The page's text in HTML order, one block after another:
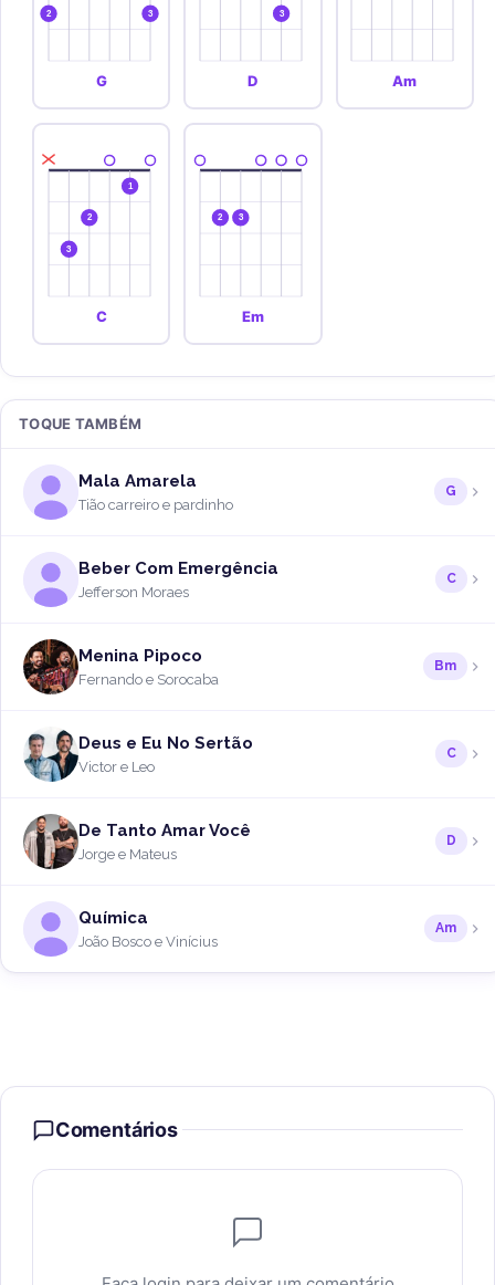
2 3
G
3
D Am
3
2
1
C
2 3
Em
TOQUE TAMBÉM
Mala Amarela
Tião carreiro e pardinho
G
Beber Com Emergência
Jefferson Moraes
C
Menina Pipoco
Fernando e Sorocaba
Bm
Deus e Eu No Sertão
Victor e Leo
C
De Tanto Amar Você
Jorge e Mateus
D
Química
João Bosco e Vinícius
Am
Comentários